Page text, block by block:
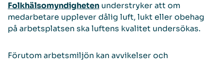
Folkhälsomyndigheten understryker att om
medarbetare upplever dålig luft, lukt eller obehag
på arbetsplatsen ska luftens kvalitet undersökas.
Förutom arbetsmiljön kan avvikelser och